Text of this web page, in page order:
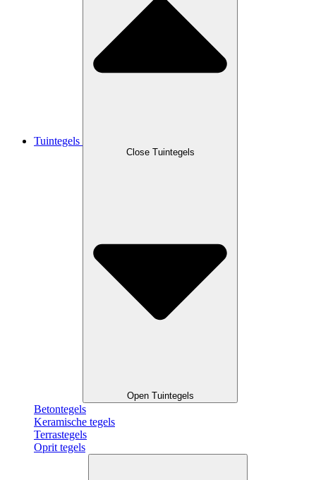
Tuintegels
Close Tuintegels
Open Tuintegels
Betontegels
Keramische tegels
Terrastegels
Oprit tegels